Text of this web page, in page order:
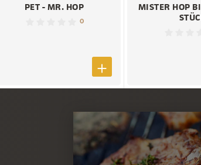
PET - MR. HOP
0
MISTER HOP